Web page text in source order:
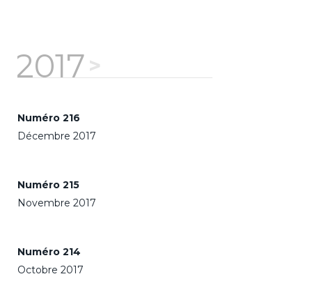
2017
Numéro 216
Décembre 2017
Numéro 215
Novembre 2017
Numéro 214
Octobre 2017